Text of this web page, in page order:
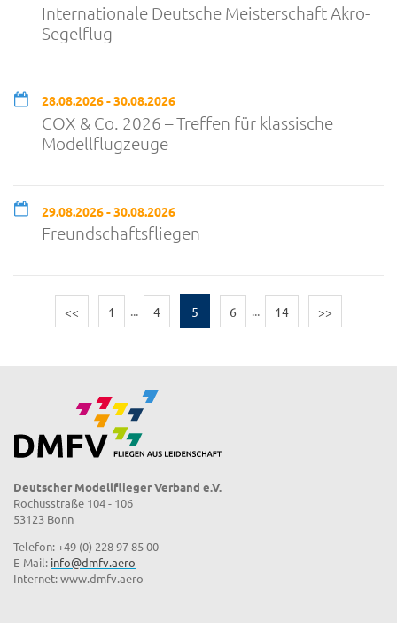
Internationale Deutsche Meisterschaft Akro-
Segelflug
28.08.2026 - 30.08.2026
COX & Co. 2026 – Treffen für klassische
Modellflugzeuge
29.08.2026 - 30.08.2026
Freundschaftsfliegen
<< 1 ... 4 5 6 ... 14 >>
Deutscher Modellflieger Verband e.V.
Rochusstraße 104 - 106
53123 Bonn
Telefon: +49 (0) 228 97 85 00
E-Mail: info@dmfv.aero
Internet: www.dmfv.aero